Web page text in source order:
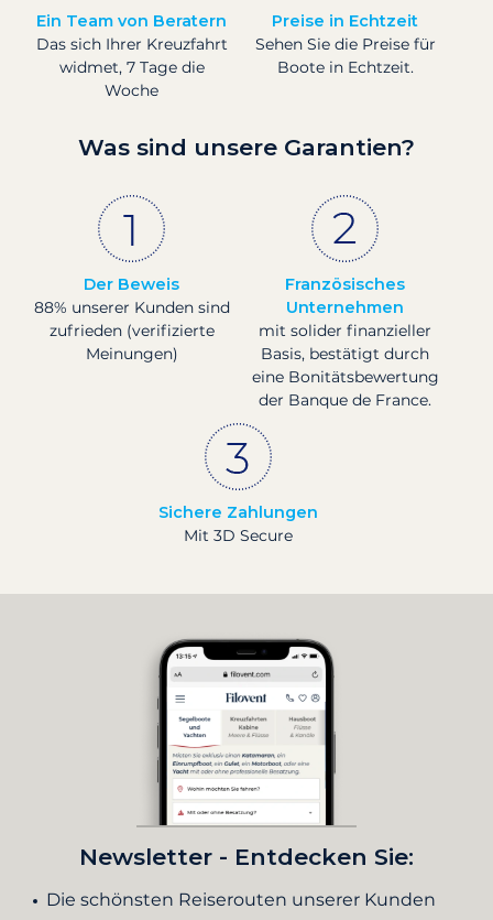
Ein Team von Beratern
Das sich Ihrer Kreuzfahrt
widmet, 7 Tage die
Woche
Preise in Echtzeit
Sehen Sie die Preise für
Boote in Echtzeit.
Was sind unsere Garantien?
Der Beweis
88% unserer Kunden sind
zufrieden (verifizierte
Meinungen)
Französisches
Unternehmen
mit solider finanzieller
Basis, bestätigt durch
eine Bonitätsbewertung
der Banque de France.
Sichere Zahlungen
Mit 3D Secure
Newsletter - Entdecken Sie:
Die schönsten Reiserouten unserer Kunden